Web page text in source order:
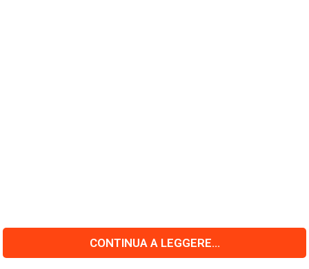
CONTINUA A LEGGERE...